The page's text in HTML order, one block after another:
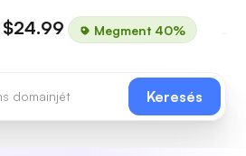
$24.99 Megment 40%
Keresés